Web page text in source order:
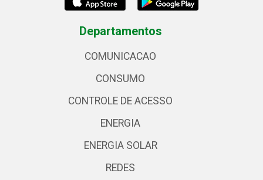
Departamentos
COMUNICACAO
CONSUMO
CONTROLE DE ACESSO
ENERGIA
ENERGIA SOLAR
REDES